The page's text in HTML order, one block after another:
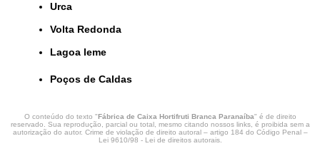
Urca
Volta Redonda
lagoa leme
Poços de Caldas
O conteúdo do texto "Fábrica de Caixa Hortifruti Branca Paranaíba" é de direito
reservado. Sua reprodução, parcial ou total, mesmo citando nossos links, é proibida sem a
autorização do autor. Crime de violação de direito autoral – artigo 184 do Código Penal –
Lei 9610/98 - Lei de direitos autorais.